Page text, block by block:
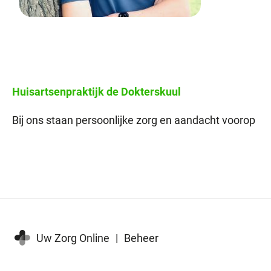
Huisartsenpraktijkde Dokterskuul
Bij ons staan persoonlijke zorg en aandacht voorop
Uw Zorg Online | Beheer